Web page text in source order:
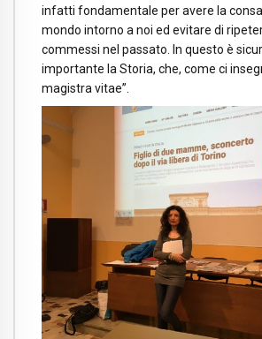
infatti fondamentale per avere la
mondo intorno a noi ed evitare di
commessi nel passato. In questo è
importante la Storia, che, come ci
magistra vitae”.